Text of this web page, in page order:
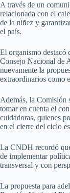
A través de un
relacionada con el
de la niñez y
el país.
El organismo destacó
Consejo Nacional de
nuevamente la
extraordinarios como
Además, la Comisión
tomar en cuenta el
cuidadoras, quienes
en el cierre del ciclo
La CNDH recordó
de implementar
transversal y con
La propuesta para